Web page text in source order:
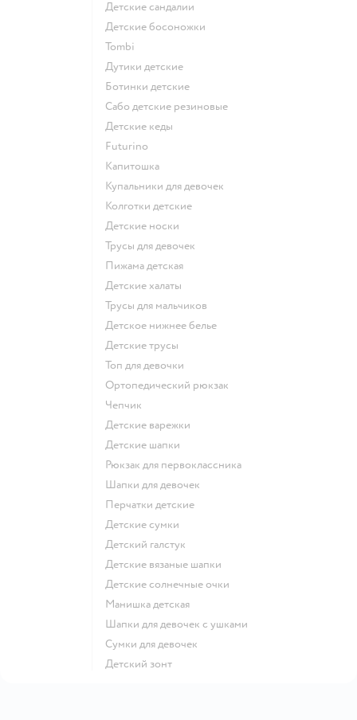
Детские сандалии
Детские босоножки
Tombi
Дутики детские
Ботинки детские
Сабо детские резиновые
Детские кеды
Futurino
Капитошка
Купальники для девочек
Колготки детские
Детские носки
Трусы для девочек
Пижама детская
Детские халаты
Трусы для мальчиков
Детское нижнее белье
Детские трусы
Топ для девочки
Ортопедический рюкзак
Чепчик
Детские варежки
Детские шапки
Рюкзак для первоклассника
Шапки для девочек
Перчатки детские
Детские сумки
Детский галстук
Детские вязаные шапки
Детские солнечные очки
Манишка детская
Шапки для девочек с ушками
Сумки для девочек
Детский зонт